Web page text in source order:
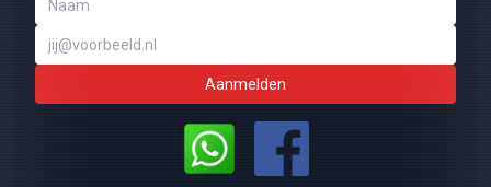
Aanmelden